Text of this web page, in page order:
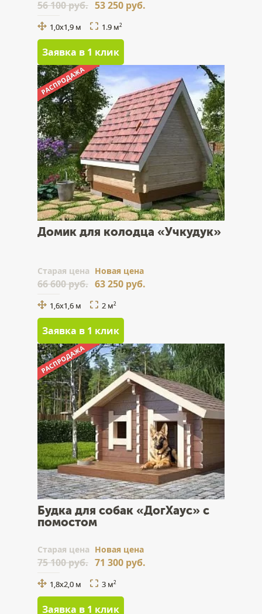
56 100 руб. 53 250 руб.
1,0х1,9 м 1.9 м2
Заявка в 1 клик
Домик для колодца «Учкудук»
Cтарая цена
66 600 руб.
Новая цена
63 250 руб.
1,6х1,6 м 2 м2
Заявка в 1 клик
Будка для собак «ДогХаус» с
помостом
Cтарая цена
75 100 руб.
Новая цена
71 300 руб.
1,8х2,0 м 3 м2
Заявка в 1 клик